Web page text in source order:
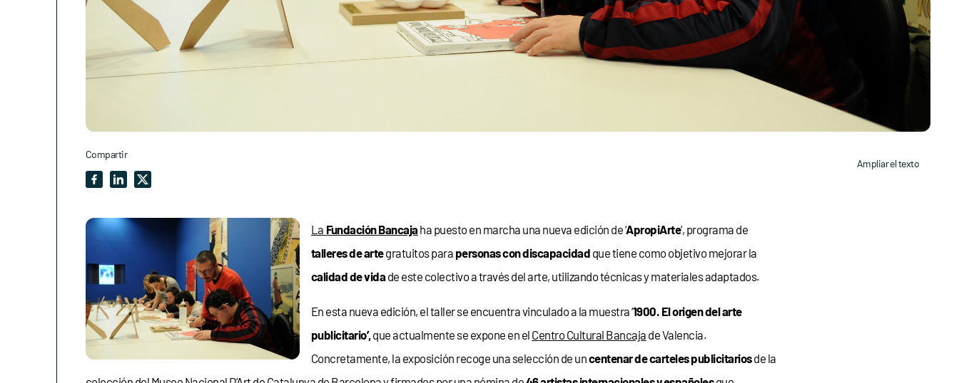
Compartir
Ampliar el texto
La Fundación Bancaja ha puesto en marcha una nueva edición de ‘ApropiArte‘, programa de
talleres de artegratuitos para personas con discapacidad que tiene como objetivo mejorar la
calidad de vida de este colectivo a través del arte, utilizando técnicas y materiales adaptados.
En esta nueva edición, el taller se encuentra vinculado a la muestra ‘1900. El origen del arte
publicitario’,que actualmente se expone en el Centro Cultural Bancaja de Valencia.
Concretamente, la exposición recoge una selección de uncentenar de carteles publicitariosde la